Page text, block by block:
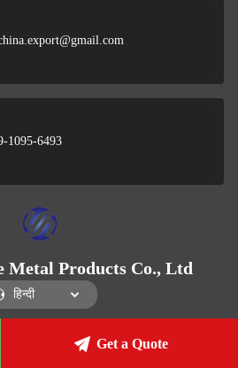
1095-6493
Metal Products Co., Ltd
Metal Products Co., LtdGet a Quote